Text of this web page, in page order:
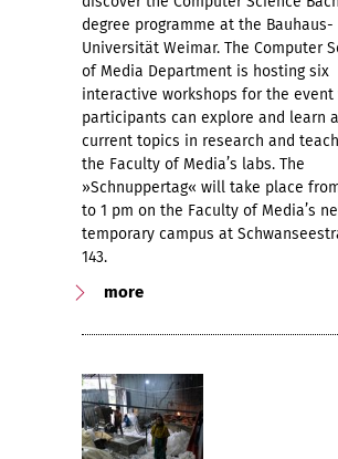
degree programme at the Bauhaus-
Universität Weimar. The Computer
of Media Department is hosting six
interactive workshops for the event
participants can explore and learn
current topics in research and
the Faculty of Media’s labs. The
»Schnuppertag« will take place
to 1 pm on the Faculty of Media’s
temporary campus at
143.
more